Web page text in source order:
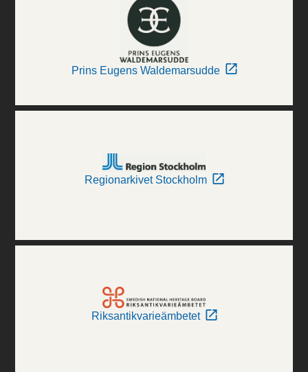
Prins Eugens Waldemarsudde
Regionarkivet Stockholm
Riksantikvarieämbetet